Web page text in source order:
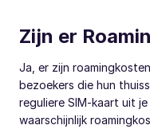
Zijn er
Ja, er zijn
bezoekers die hun
reguliere SIM-kaart uit
waarschijnlijk